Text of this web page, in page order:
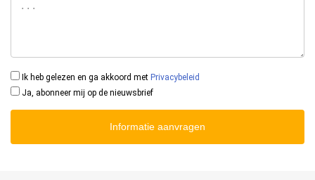
Ik heb gelezen en ga akkoord met Privacybeleid
Ja, abonneer mij op de nieuwsbrief
Informatie aanvragen